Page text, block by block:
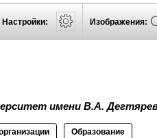
Настройки: Изображения:
имени В.А.
Образование